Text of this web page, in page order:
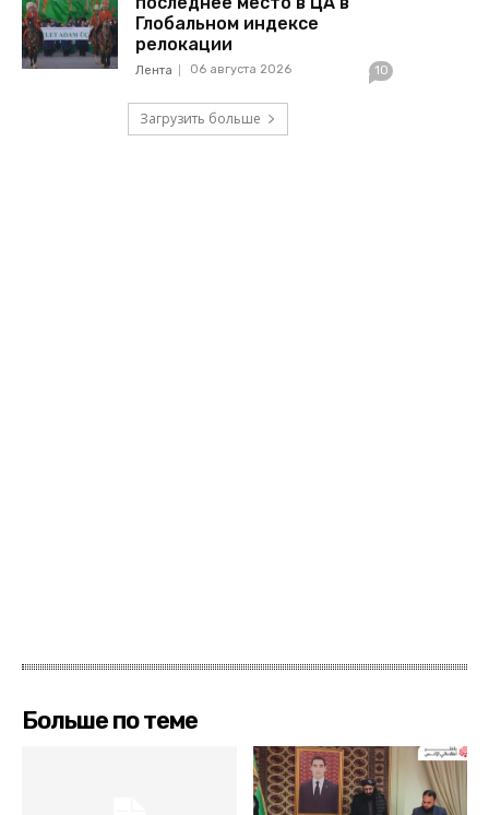
Глобальном индексе
релокации
Лента 06 августа 2026 10
Загрузить больше
Больше по теме